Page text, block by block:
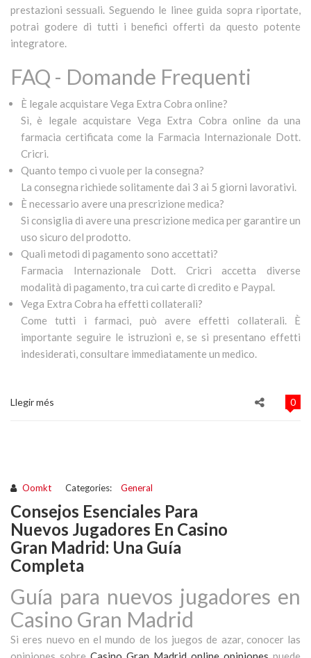
prestazioni sessuali. Seguendo le linee guida sopra riportate,
potrai godere di tutti i benefici offerti da questo potente
integratore.
FAQ - Domande Frequenti
È legale acquistare Vega Extra Cobra online?
Sì, è legale acquistare Vega Extra Cobra online da una
farmacia certificata come la Farmacia Internazionale Dott.
Cricri.
Quanto tempo ci vuole per la consegna?
La consegna richiede solitamente dai 3 ai 5 giorni lavorativi.
È necessario avere una prescrizione medica?
Si consiglia di avere una prescrizione medica per garantire un
uso sicuro del prodotto.
Quali metodi di pagamento sono accettati?
Farmacia Internazionale Dott. Cricri accetta diverse
modalità di pagamento, tra cui carte di credito e Paypal.
Vega Extra Cobra ha effetti collaterali?
Come tutti i farmaci, può avere effetti collaterali. È
importante seguire le istruzioni e, se si presentano effetti
indesiderati, consultare immediatamente un medico.
Llegir més 0
Oomkt Categories: General
Consejos Esenciales Para
Nuevos Jugadores En Casino
Gran Madrid: Una Guía
Completa
Guía para nuevos jugadores en
Casino Gran Madrid
Si eres nuevo en el mundo de los juegos de azar, conocer las